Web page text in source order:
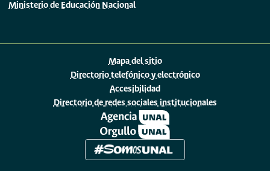
Ministerio de Educación Nacional
Mapa del sitio
Directorio telefónico y electrónico
Accesibilidad
Directorio de redes sociales institucionales